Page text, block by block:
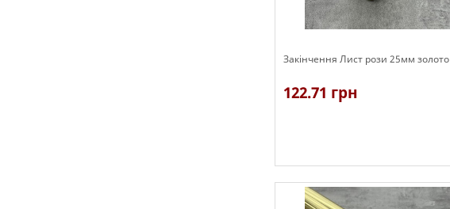
Закінчення Лист рози 25мм золото
122.71 грн